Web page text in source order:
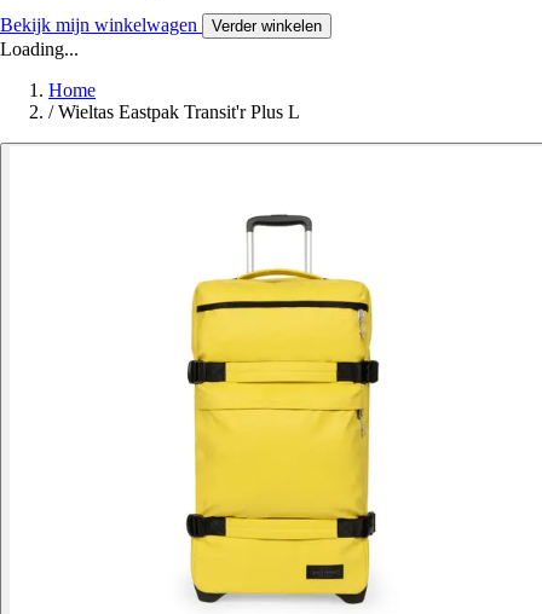
Bekijk mijn winkelwagen Verder winkelen
Loading...
Home
/ Wieltas Eastpak Transit'r Plus L